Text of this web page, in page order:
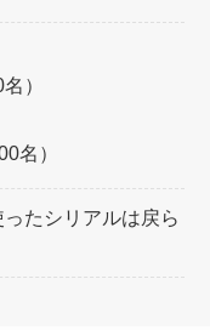
）
名）
たシリアルは戻ら